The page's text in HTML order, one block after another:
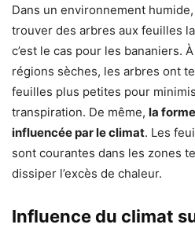
Dans un environnement humide,
trouver des arbres aux feuilles
c’est le cas pour les bananiers.
régions sèches, les arbres ont
feuilles plus petites pour
transpiration. De même, la
influencée par le climat. Les
sont courantes dans les zones
dissiper l’excès de chaleur.
Influence du climat